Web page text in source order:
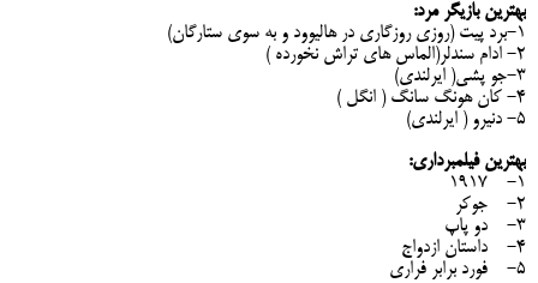
بهترین بازیگر مرد:
1-برد پیت (روزی روزگاری در هالیوود و به سوی ستارگان)
۲- ادام سندلر(الماس های تراش نخورده )
۳-جو پشی( ایرلندی)
۴- کان هونگ سانگ ( انگل )
۵- دنیرو ( ایرلندی)
بهترین فیلمبرداری:
1- 1917
2- جوکر
3- دو پاپ
4- داستان ازدواج
5- فورد برابر فراری